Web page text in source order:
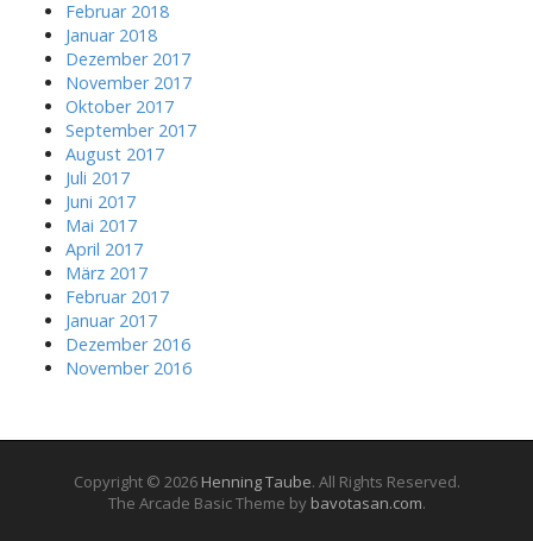
Februar 2018
Januar 2018
Dezember 2017
November 2017
Oktober 2017
September 2017
August 2017
Juli 2017
Juni 2017
Mai 2017
April 2017
März 2017
Februar 2017
Januar 2017
Dezember 2016
November 2016
Copyright © 2026 Henning Taube. All Rights Reserved.
The Arcade Basic Theme by bavotasan.com.